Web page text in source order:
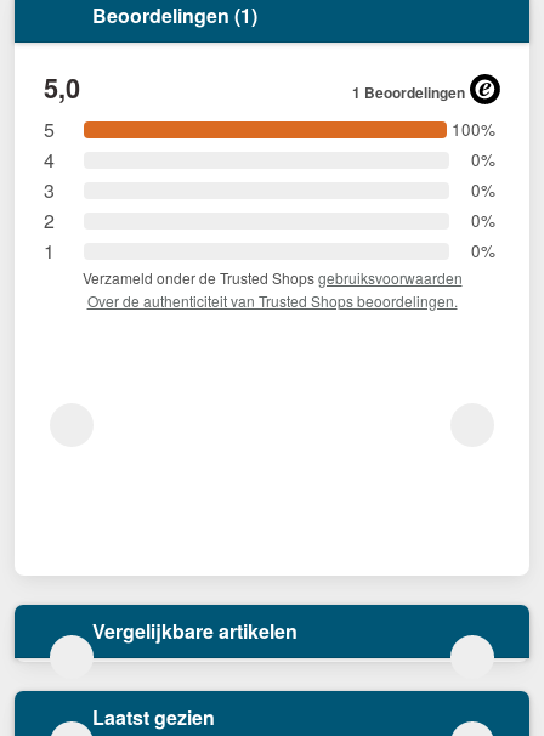
Beoordelingen (1)
5,0 1 Beoordelingen
5 100%
4 0%
3 0%
2 0%
1 0%
Verzameld onder de Trusted Shopsgebruiksvoorwaarden
Over de authenticiteit van Trusted Shops beoordelingen.
Vergelijkbare artikelen
Laatst gezien